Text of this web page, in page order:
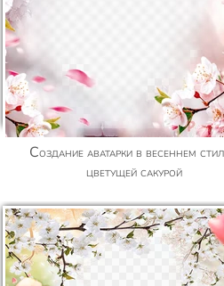
Создание аватарки в весеннем стиле с
цветущей сакурой